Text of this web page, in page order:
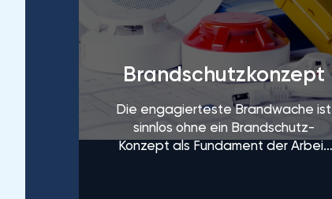
Brandschutzkonzept
Die engagierteste Brandwache ist
sinnlos ohne ein Brandschutz-
Konzept als Fundament der Arbeit